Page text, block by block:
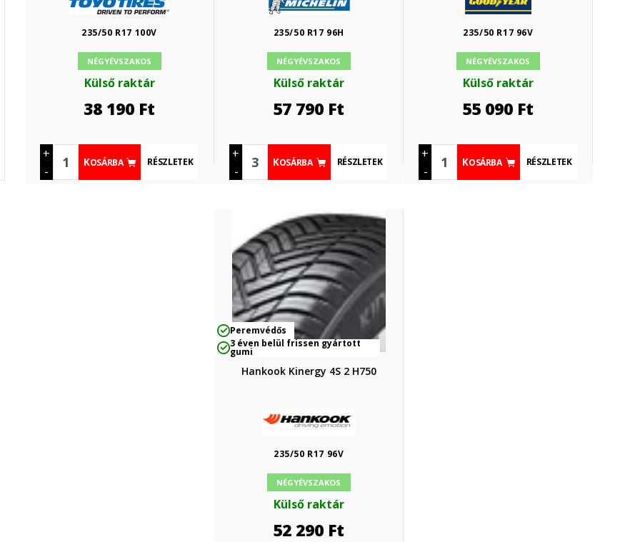
235/50 R17 100V
NÉGYÉVSZAKOS
Külső raktár
38 190 Ft
+
-
KOSÁRBA RÉSZLETEK
235/50 R17 96H
NÉGYÉVSZAKOS
Külső raktár
57 790 Ft
+
-
KOSÁRBA RÉSZLETEK
235/50 R17 96V
NÉGYÉVSZAKOS
Külső raktár
55 090 Ft
+
-
KOSÁRBA RÉSZLETEK
Peremvédős
3 éven belül frissen gyártott
gumi
Hankook Kinergy 4S 2 H750
235/50 R17 96V
NÉGYÉVSZAKOS
Külső raktár
52 290 Ft